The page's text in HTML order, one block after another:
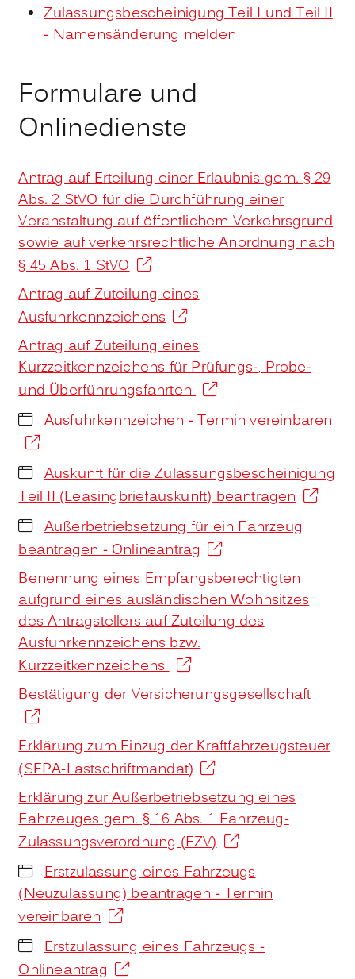
Zulassungsbescheinigung Teil I und Teil II
- Namensänderung melden
Formulare und
Onlinedienste
Antrag auf Erteilung einer Erlaubnis gem. § 29
Abs. 2 StVO für die Durchführung einer
Veranstaltung auf öffentlichem Verkehrsgrund
sowie auf verkehrsrechtliche Anordnung nach
§ 45 Abs. 1 StVO
Antrag auf Zuteilung eines
Ausfuhrkennzeichens
Antrag auf Zuteilung eines
Kurzzeitkennzeichens für Prüfungs-, Probe-
und Überführungsfahrten
Ausfuhrkennzeichen - Termin vereinbaren
Auskunft für die Zulassungsbescheinigung
Teil II (Leasingbriefauskunft) beantragen
Außerbetriebsetzung für ein Fahrzeug
beantragen - Onlineantrag
Benennung eines Empfangsberechtigten
aufgrund eines ausländischen Wohnsitzes
des Antragstellers auf Zuteilung des
Ausfuhrkennzeichens bzw.
Kurzzeitkennzeichens
Bestätigung der Versicherungsgesellschaft
Erklärung zum Einzug der Kraftfahrzeugsteuer
(SEPA-Lastschriftmandat)
Erklärung zur Außerbetriebsetzung eines
Fahrzeuges gem. § 16 Abs. 1 Fahrzeug-
Zulassungsverordnung (FZV)
Erstzulassung eines Fahrzeugs
(Neuzulassung) beantragen - Termin
vereinbaren
Erstzulassung eines Fahrzeugs -
Onlineantrag